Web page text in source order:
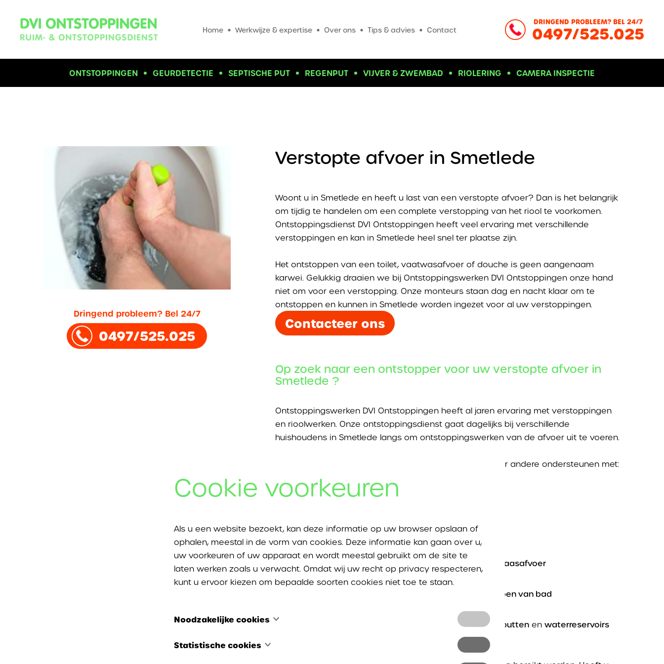
Home Werkwijze & expertise Over ons Tips & advies Contact
DRINGEND PROBLEEM? BEL 24/7
0497/525.025
ONTSTOPPINGEN GEURDETECTIE SEPTISCHE PUT REGENPUT VIJVER & ZWEMBAD RIOLERING CAMERA INSPECTIE
Dringend probleem? Bel 24/7
0497/525.025
Verstopte afvoer in Smetlede
Woont u in Smetlede en heeft u last van een verstopte afvoer? Dan is het belangrijk
om tijdig te handelen om een complete verstopping van het riool te voorkomen.
Ontstoppingsdienst DVI Ontstoppingen heeft veel ervaring met verschillende
verstoppingen en kan in Smetlede heel snel ter plaatse zijn.
Het ontstoppen van een toilet, vaatwasafvoer of douche is geen aangenaam
karwei. Gelukkig draaien we bij Ontstoppingswerken DVI Ontstoppingen onze hand
niet om voor een verstopping. Onze monteurs staan dag en nacht klaar om te
ontstoppen en kunnen in Smetlede worden ingezet voor al uw verstoppingen.
Contacteer ons
Op zoek naar een ontstopper voor uw verstopte afvoer in
Smetlede ?
Ontstoppingswerken DVI Ontstoppingen heeft al jaren ervaring met verstoppingen
en rioolwerken. Onze ontstoppingsdienst gaat dagelijks bij verschillende
huishoudens in Smetlede langs om ontstoppingswerken van de afvoer uit te voeren.
De ontstoppingsdienst van DVI Ontstoppingen kan onder andere ondersteunen met:
ontstoppen vangootsteenofpompbak
ontstoppen van vatwaasafvoer
aflopen van bad
enseptische putten en waterreservoirs
Cookie voorkeuren
Als u een website bezoekt, kan deze informatie op uw browser opslaan of
ophalen, meestal in de vorm van cookies. Deze informatie kan gaan over u,
uw voorkeuren of uw apparaat en wordt meestal gebruikt om de site te
laten werken zoals u verwacht. Omdat wij uw recht op privacy respecteren,
kunt u ervoor kiezen om bepaalde soorten cookies niet toe te staan.
Noodzakelijke cookies
Deze cookies zijn noodzakelijk om de website te laten functioneren en
Statistische cookies